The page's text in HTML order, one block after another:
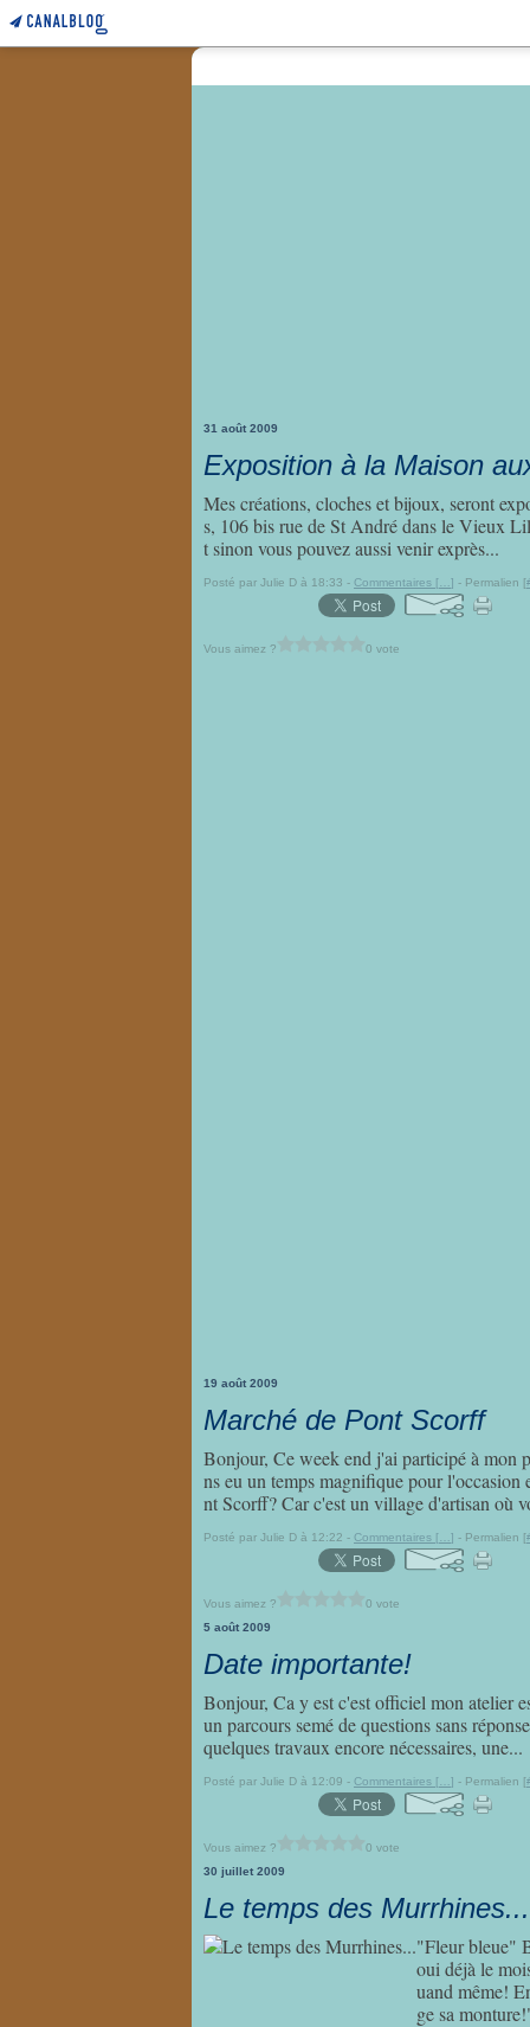
31 août 2009
Exposition à la Maison
Mes créations, cloches et bijoux, seront
s, 106 bis rue de St André dans le Vieux
t sinon vous pouvez aussi venir exprès...
Posté par Julie D à 18:33 - Commentaires [ ] - Permalien [
Vous aimez ? 0 vote
19 août 2009
Marché de Pont Scorff
Bonjour, Ce week end j'ai participé à mon
ns eu un temps magnifique pour
nt Scorff? Car c'est un village d'artisan où
Posté par Julie D à 12:22 - Commentaires [ ] - Permalien [
Vous aimez ?
0 vote
5 août 2009
Date importante!
Bonjour, Ca y est c'est officiel mon atelier
un parcours semé de questions sans
quelques travaux encore nécessaires, une...
Posté par Julie D à 12:09 - Commentaires [ ] - Permalien [
Vous aimez ?
0 vote
30 juillet 2009
Le temps des Murrhines...
"Fleur bleue"
oui déjà le
uand même!
ge sa